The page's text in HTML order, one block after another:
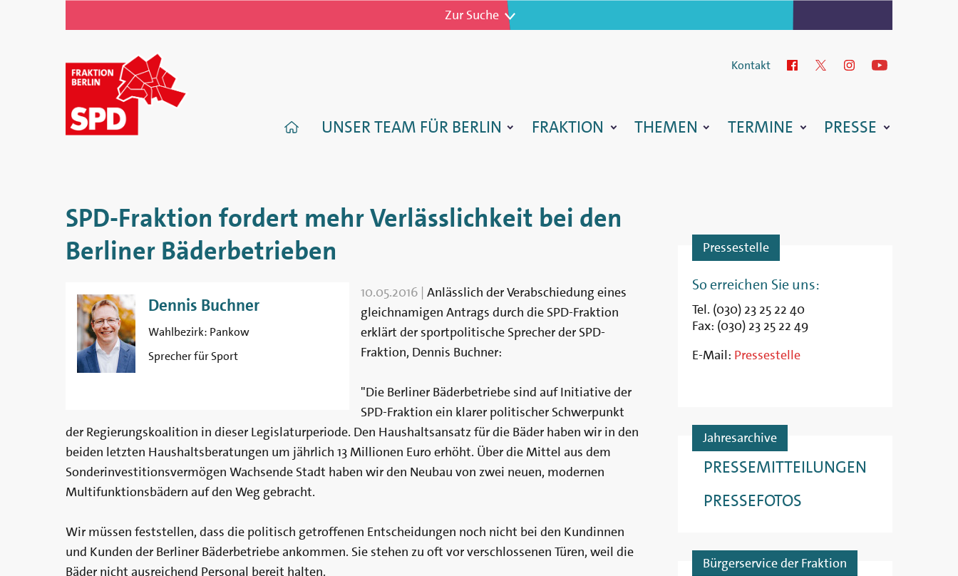
Zur Navigation
Zur Suche
SPD-
Fraktion
im
von
Berlin
Kontakt FacebookTwitterInstagramYouTube
STARTSEITE
UNSER TEAM FÜR BERLIN FRAKTION THEMEN TERMINE PRESSE
SPD-Fraktion fordert mehr Verlässlichkeit bei den
Berliner Bäderbetrieben
Dennis Buchner
Wahlbezirk: Pankow
Sprecher für Sport
10.05.2016 | Anlässlich der Verabschiedung eines
gleichnamigen Antrags durch die SPD-Fraktion
erklärt der sportpolitische Sprecher der SPD-
Fraktion, Dennis Buchner:
"Die Berliner Bäderbetriebe sind auf Initiative der
SPD-Fraktion ein klarer politischer Schwerpunkt
der Regierungskoalition in dieser Legislaturperiode. Den Haushaltsansatz für die Bäder haben wir in den
beiden letzten Haushaltsberatungen um jährlich 13 Millionen Euro erhöht. Über die Mittel aus dem
Sonderinvestitionsvermögen Wachsende Stadt haben wir den Neubau von zwei neuen, modernen
Multifunktionsbädern auf den Weg gebracht.
Wir müssen feststellen, dass die politisch getroffenen Entscheidungen noch nicht bei den Kundinnen
und Kunden der Berliner Bäderbetriebe ankommen. Sie stehen zu oft vor verschlossenen Türen, weil die
Bäder nicht ausreichend Personal bereit halten.
Pressestelle
So erreichen Sie uns:
Tel. (030) 23 25 22 40
Fax: (030) 23 25 22 49
E-Mail: Pressestelle
Jahresarchive
PRESSEMITTEILUNGEN
PRESSEFOTOS
Bürgerservice der Fraktion